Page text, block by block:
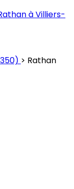
à Villiers-
> Rathan